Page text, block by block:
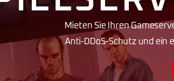
Mieten Sie Ihren
Anti-DDoS-Schutz und ein